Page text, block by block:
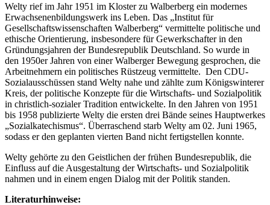
Welty rief im Jahr 1951 im Kloster zu Walberberg ein modernes
Erwachsenenbildungswerk ins Leben. Das „Institut für
Gesellschaftswissenschaften Walberberg“ vermittelte politische und
ethische Orientierung, insbesondere für Gewerkschafter in den
Gründungsjahren der Bundesrepublik Deutschland. So wurde in
den 1950er Jahren von einer Walberger Bewegung gesprochen, die
Arbeitnehmern ein politisches Rüstzeug vermittelte. Den CDU-
Sozialausschüssen stand Welty nahe und zählte zum Königswinterer
Kreis, der politische Konzepte für die Wirtschafts- und Sozialpolitik
in christlich-sozialer Tradition entwickelte. In den Jahren von 1951
bis 1958 publizierte Welty die ersten drei Bände seines Hauptwerkes
„Sozialkatechismus“. Überraschend starb Welty am 02. Juni 1965,
sodass er den geplanten vierten Band nicht fertigstellen konnte.
Welty gehörte zu den Geistlichen der frühen Bundesrepublik, die
Einfluss auf die Ausgestaltung der Wirtschafts- und Sozialpolitik
nahmen und in einem engen Dialog mit der Politik standen.
Literaturhinweise: